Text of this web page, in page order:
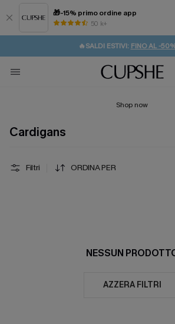
🎁-15% primo ordine app
50 k+
⚡️-15% SUGLI ESSENZIALI DA VACANZA
🔥SALDI ESTIVI: FINO AL -
🚚SPEDIZIONE GRATUITA DA
💌REGALO PER I NUOVI: 20% DI
Shop now
Cardigans
Filtri ORDINA PER
NESSUN
AZZERA FILTRI